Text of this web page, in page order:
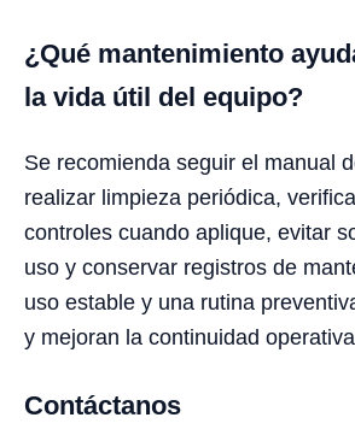
¿Qué mantenimiento
la vida útil del equipo?
Se recomienda seguir el manual
realizar limpieza periódica,
controles cuando aplique, evitar
uso y conservar registros de
uso estable y una rutina
y mejoran la continuidad
Contáctanos